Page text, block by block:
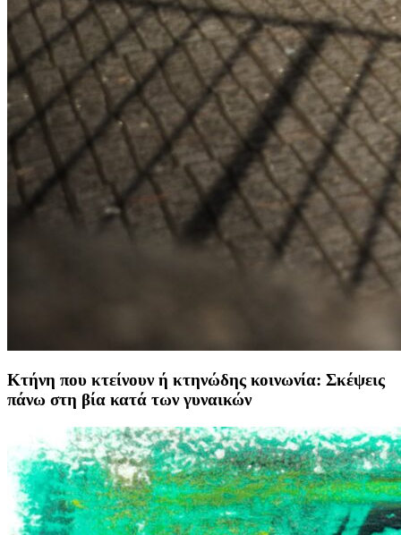
Κτήνη που κτείνουν ή κτηνώδης κοινωνία: Σκέψεις
πάνω στη βία κατά των γυναικών